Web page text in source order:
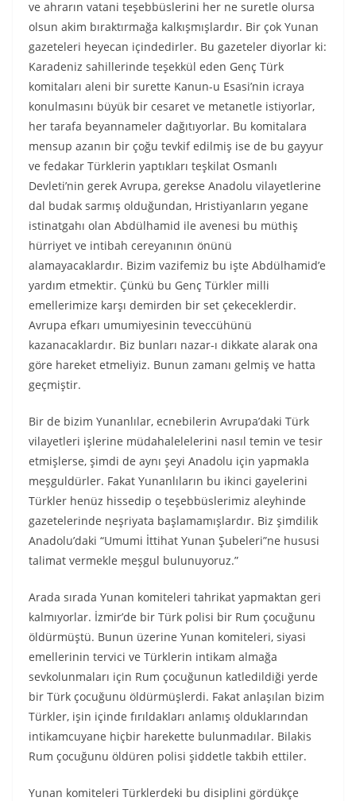
ve ahrarın vatani teşebbüslerini her ne suretle olursa
olsun akim bıraktırmağa kalkışmışlardır. Bir çok Yunan
gazeteleri heyecan içindedirler. Bu gazeteler diyorlar ki:
Karadeniz sahillerinde teşekkül eden Genç Türk
komitaları aleni bir surette Kanun-u Esasi’nin icraya
konulmasını büyük bir cesaret ve metanetle istiyorlar,
her tarafa beyannameler dağıtıyorlar. Bu komitalara
mensup azanın bir çoğu tevkif edilmiş ise de bu gayyur
ve fedakar Türklerin yaptıkları teşkilat Osmanlı
Devleti’nin gerek Avrupa, gerekse Anadolu vilayetlerine
dal budak sarmış olduğundan, Hristiyanların yegane
istinatgahı olan Abdülhamid ile avenesi bu müthiş
hürriyet ve intibah cereyanının önünü
alamayacaklardır. Bizim vazifemiz bu işte Abdülhamid’e
yardım etmektir. Çünkü bu Genç Türkler milli
emellerimize karşı demirden bir set çekeceklerdir.
Avrupa efkarı umumiyesinin teveccühünü
kazanacaklardır. Biz bunları nazar-ı dikkate alarak ona
göre hareket etmeliyiz. Bunun zamanı gelmiş ve hatta
geçmiştir.
Bir de bizim Yunanlılar, ecnebilerin Avrupa’daki Türk
vilayetleri işlerine müdahalelelerini nasıl temin ve tesir
etmişlerse, şimdi de aynı şeyi Anadolu için yapmakla
meşguldürler. Fakat Yunanlıların bu ikinci gayelerini
Türkler henüz hissedip o teşebbüslerimiz aleyhinde
gazetelerinde neşriyata başlamamışlardır. Biz şimdilik
Anadolu’daki “Umumi İttihat Yunan Şubeleri”ne hususi
talimat vermekle meşgul bulunuyoruz.”
Arada sırada Yunan komiteleri tahrikat yapmaktan geri
kalmıyorlar. İzmir’de bir Türk polisi bir Rum çocuğunu
öldürmüştü. Bunun üzerine Yunan komiteleri, siyasi
emellerinin tervici ve Türklerin intikam almağa
sevkolunmaları için Rum çocuğunun katledildiği yerde
bir Türk çocuğunu öldürmüşlerdi. Fakat anlaşılan bizim
Türkler, işin içinde fırıldakları anlamış olduklarından
intikamcuyane hiçbir harekette bulunmadılar. Bilakis
Rum çocuğunu öldüren polisi şiddetle takbih ettiler.
Yunan komiteleri Türklerdeki bu disiplini gördükçe